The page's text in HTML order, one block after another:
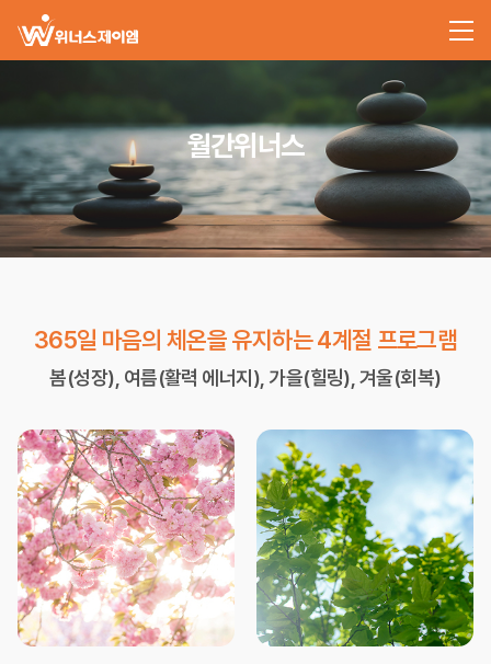
월간위너스
365일 마음의 체온을 유지하는 4계절 프로그램
봄(성장), 여름(활력 에너지), 가을(힐링), 겨울(회복)